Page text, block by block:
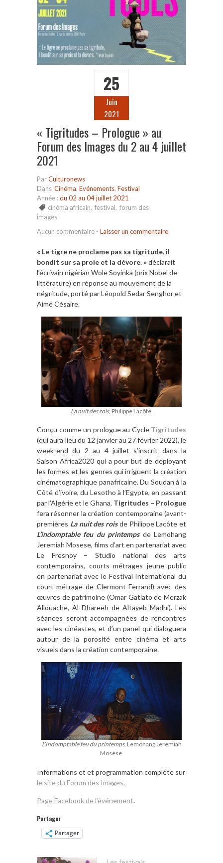
25
Juin
2021
« Tigritudes – Prologue » au
Forum des Images du 2 au 4 juillet
2021
ParCulturonews
Dans Cinéma, Evénements, Festival
Année :du 02 au 04 juillet 2021
cinéma africain, festival, forum des
images
Aucun commentaire - Laisser un commentaire
« Le tigre ne proclame pas sa tigritude, il
bondit sur sa proie et la dévore. »déclarait
l’écrivain nigérian Wole Soyinka (prix Nobel de
littérature) en réponse au mouvement de la
négritude, porté par Léopold Sedar Senghor et
Aimé Césaire.
La nuit des rois, Philippe Lacôte.
Conçu comme un prologue au Cycle Tigritudes
(qui aura lieu du 12 janvier au 27 février 2022), le
week-end du 2 au 4 juillet s’inscrit dans la
Saison Africa2020 qui a pour but de déployant
les formes et les genres qui irriguent la création
cinématographique panafricaine. Du Soudan à la
Côté d’ivoire, du Lesotho à l’Egypte, en passant
par l’Algérie et le Ghana, Tigritudes – Prologue
fera résonner la création contemporaine (avant-
premières La nuit des roisde Philippe Lacôte et
L’indomptable feu du printempsde Lemohang
Jeremiah Mosese, films d’art en partenariat avec
Le Fresnoy – Studio national des arts
contemporains, courts métrages jeune public
en partenariat avec le Festival International du
court-métrage de Clermont-Ferrand) avec des
œuvres de patrimoine (Omar Gatlato de Merzak
Allouache, Al Dhareeh de Altayeb Madhi). Les
séances seront accompagnées de rencontres
avec les cinéastes, et d’un panel qui dialoguera
autour de la porosité entre cinéma et arts
visuels dans la création contemporaine.
L’Indomptable feu du printemps, Lemohang Jeremiah
Mosese.
Informations et et programmation complète sur
le site du Forum des Images.
Page Facebook de l’événement.
Partager
Partager